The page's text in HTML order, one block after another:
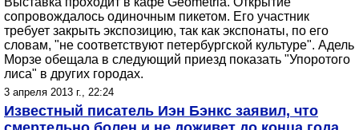
сопровождалось одиночным пикетом. Его участник
требует закрыть экспозицию, так как экспонаты, по его
словам, "не соответствуют петербургской культуре". Адель
Морзе обещала в следующий приезд показать "Упоротого
лиса" в других городах.
3 апреля 2013 г., 22:24
Известный писатель Иэн Бэнкс заявил, что